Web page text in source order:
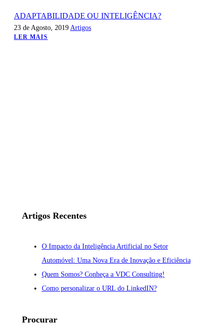
ADAPTABILIDADE OU INTELIGÊNCIA?
23 de Agosto, 2019 Artigos
LER MAIS
Artigos Recentes
O Impacto da Inteligência Artificial no Setor
Automóvel: Uma Nova Era de Inovação e Eficiência
Quem Somos? Conheça a VDC Consulting!
Como personalizar o URL do LinkedIN?
Procurar